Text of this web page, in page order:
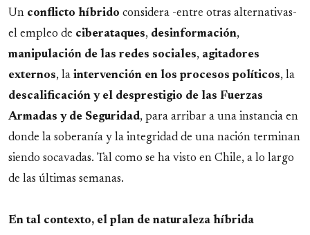
Un conflicto híbrido considera -entre otras alternativas-
el empleo de ciberataques, desinformación,
manipulación de las redes sociales, agitadores
externos, la intervención en los procesos políticos, la
descalificación y el desprestigio de las Fuerzas
Armadas y de Seguridad, para arribar a una instancia en
donde la soberanía y la integridad de una nación terminan
siendo socavadas. Tal como se ha visto en Chile, a lo largo
de las últimas semanas.
En tal contexto, el plan de naturaleza híbrida